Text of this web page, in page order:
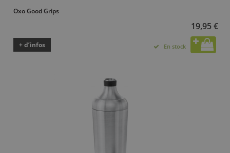
Oxo Good Grips
19,95 €
+ d’infos En stock